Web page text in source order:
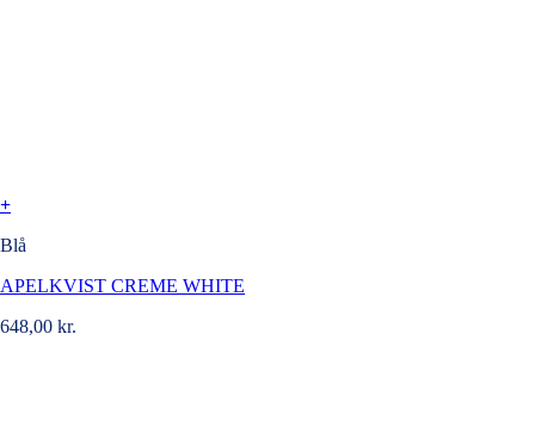
+
Blå
APELKVIST CREME WHITE
648,00 kr.